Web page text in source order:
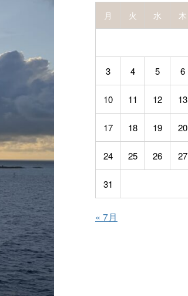
月
火 水 木
3 4 5 6
10 11 12 13
17 18 19 20
24 25 26 27
31
« 7月